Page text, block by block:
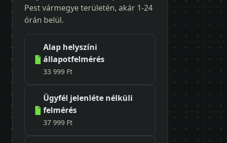
Pest vármegye területén, akár 1-24
órán belül.
Alap helyszíni
állapotfelmérés
33 999 Ft
Ügyfél jelenléte nélküli
felmérés
37 999 Ft